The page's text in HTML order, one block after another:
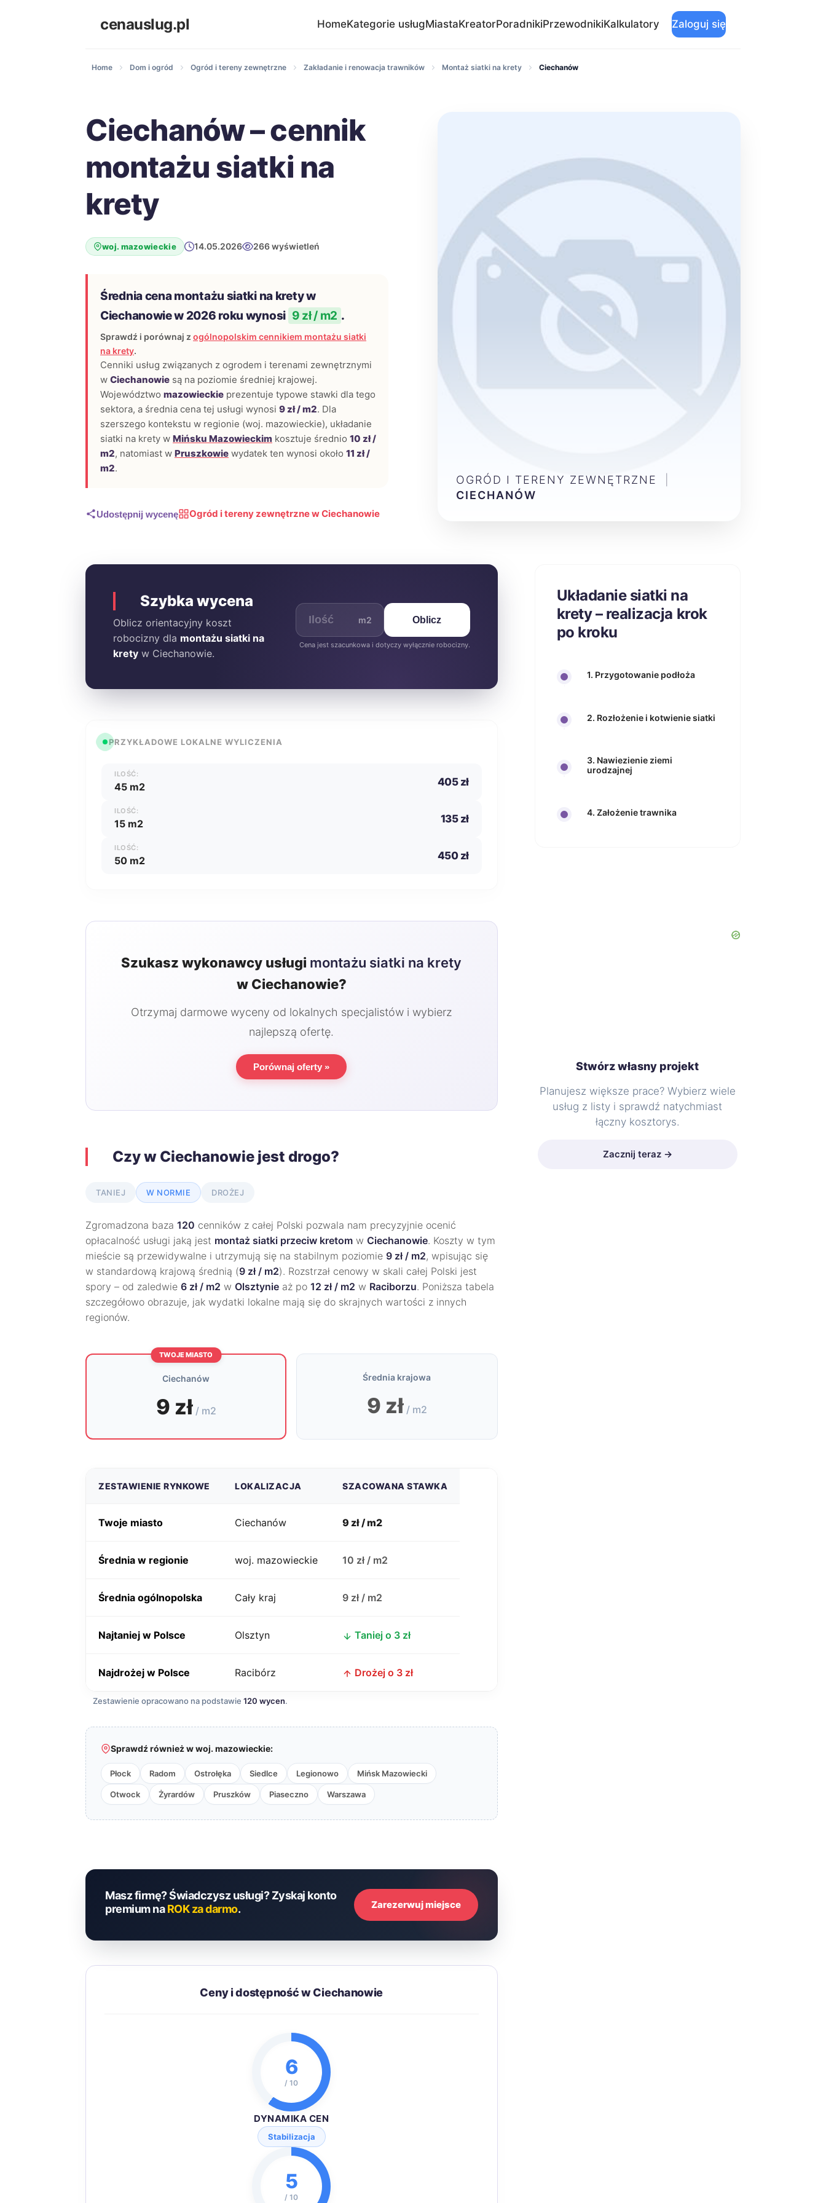
cenauslug.pl HomeKategorie usługMiastaKreatorPoradnikiPrzewodnikiKalkulatory Zaloguj się
Home Dom i ogród Ogród i tereny zewnętrzne Zakładanie i renowacja trawników Montaż siatki na krety Ciechanów
Ciechanów – cennik
montażu siatki na
krety
woj. mazowieckie 14.05.2026 266 wyświetleń
Średnia cena montażu siatki na krety w
Ciechanowie w 2026 roku wynosi 9 zł / m2 .
Sprawdź i porównaj z ogólnopolskim cennikiem montażu siatki
na krety.
Cenniki usług związanych z ogrodem i terenami zewnętrznymi
w Ciechanowie są na poziomie średniej krajowej.
Województwo mazowieckie prezentuje typowe stawki dla tego
sektora, a średnia cena tej usługi wynosi 9 zł / m2. Dla
szerszego kontekstu w regionie (woj. mazowieckie), układanie
siatki na krety w Mińsku Mazowieckim kosztuje średnio 10 zł /
m2, natomiast w Pruszkowie wydatek ten wynosi około 11 zł /
m2.
Udostępnij wycenę Ogród i tereny zewnętrzne w Ciechanowie
OGRÓD I TERENY ZEWNĘTRZNE
CIECHANÓW
Szybka wycena
Oblicz orientacyjny koszt
robocizny dla montażu siatki na
krety w Ciechanowie.
m2 Oblicz
Cena jest szacunkowa i dotyczy wyłącznie robocizny.
PRZYKŁADOWE LOKALNE WYLICZENIA
ILOŚĆ:
45 m2 405 zł
ILOŚĆ:
15 m2 135 zł
ILOŚĆ:
50 m2 450 zł
Szukasz wykonawcy usługi montażu siatki na krety
w Ciechanowie?
Otrzymaj darmowe wyceny od lokalnych specjalistów i wybierz
najlepszą ofertę.
Porównaj oferty »
Czy w Ciechanowie jest drogo?
TANIEJ W NORMIE DROŻEJ
Zgromadzona baza 120 cenników z całej Polski pozwala nam precyzyjnie ocenić
opłacalność usługi jaką jest montaż siatki przeciw kretom w Ciechanowie. Koszty w tym
mieście są przewidywalne i utrzymują się na stabilnym poziomie 9 zł / m2, wpisując się
w standardową krajową średnią (9 zł / m2). Rozstrzał cenowy w skali całej Polski jest
spory – od zaledwie 6 zł / m2 w Olsztynie aż po 12 zł / m2 w Raciborzu. Poniższa tabela
szczegółowo obrazuje, jak wydatki lokalne mają się do skrajnych wartości z innych
regionów.
TWOJE MIASTO
Ciechanów
9 zł / m2
Średnia krajowa
9 zł / m2
ZESTAWIENIE RYNKOWE LOKALIZACJA SZACOWANA STAWKA
Twoje miasto Ciechanów 9 zł / m2
Średnia w regionie woj. mazowieckie 10 zł / m2
Średnia ogólnopolska Cały kraj 9 zł / m2
Najtaniej w Polsce Olsztyn Taniej o 3 zł
Najdrożej w Polsce Racibórz Drożej o 3 zł
Zestawienie opracowano na podstawie 120 wycen.
Sprawdź również w woj. mazowieckie:
Płock Radom Ostrołęka Siedlce Legionowo Mińsk Mazowiecki
Otwock Żyrardów Pruszków Piaseczno Warszawa
Masz firmę? Świadczysz usługi? Zyskaj konto
premium naROK za darmo. Zarezerwuj miejsce
Ceny i dostępność w Ciechanowie
6
/ 10
DYNAMIKA CEN
Stabilizacja
5
/ 10
Układanie siatki na
krety – realizacja krok
po kroku
1. Przygotowanie podłoża
2. Rozłożenie i kotwienie siatki
3. Nawiezienie ziemi
urodzajnej
4. Założenie trawnika
Stwórz własny projekt
Planujesz większe prace? Wybierz wiele
usług z listy i sprawdź natychmiast
łączny kosztorys.
Zacznij teraz →